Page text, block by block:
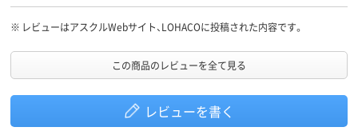
みます。
※ レビューはアスクルWebサイト、LOHACOに投稿された内容です。
この商品のレビューを全て見る
レビューを書く